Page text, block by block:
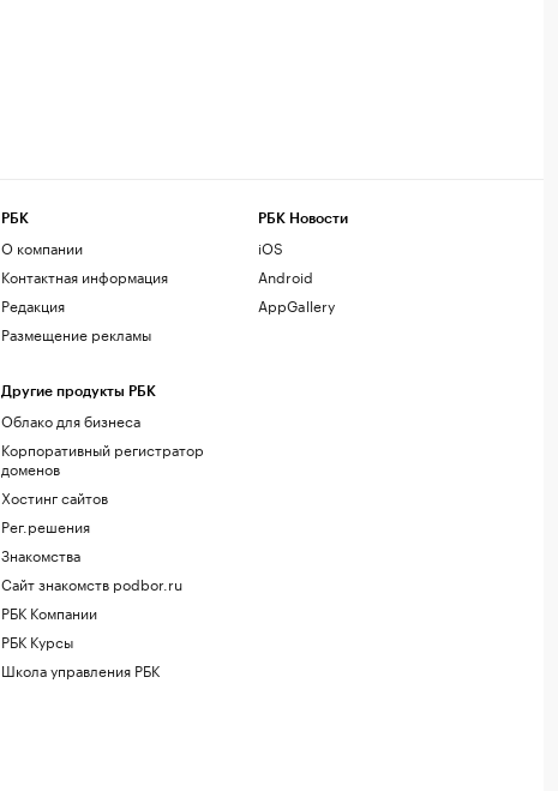
РБК
О компании
Контактная информация
Редакция
Размещение рекламы
Другие продукты РБК
Облако для бизнеса
Корпоративный регистратор
доменов
Хостинг сайтов
Рег.решения
Знакомства
Сайт знакомств podbor.ru
РБК Компании
РБК Курсы
Школа управления РБК
РБК Новости
iOS
Android
AppGallery